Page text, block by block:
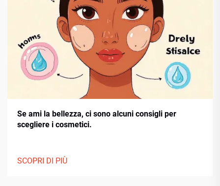
Se ami la bellezza, ci sono alcuni consigli per
scegliere i cosmetici.
SCOPRI DI PIÙ